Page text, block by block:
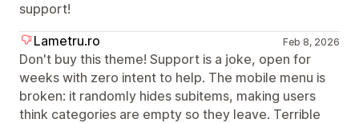
support!
Lametru.ro
Feb 8, 2026
Don't buy this theme! Support is a joke, open for
weeks with zero intent to help. The mobile menu is
broken: it randomly hides subitems, making users
think categories are empty so they leave. Terrible